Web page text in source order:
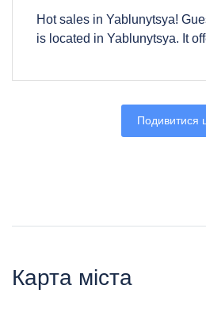
Hot sales in Yablunytsya!
is located in Yablunytsya. It
Подивитися
Карта міста